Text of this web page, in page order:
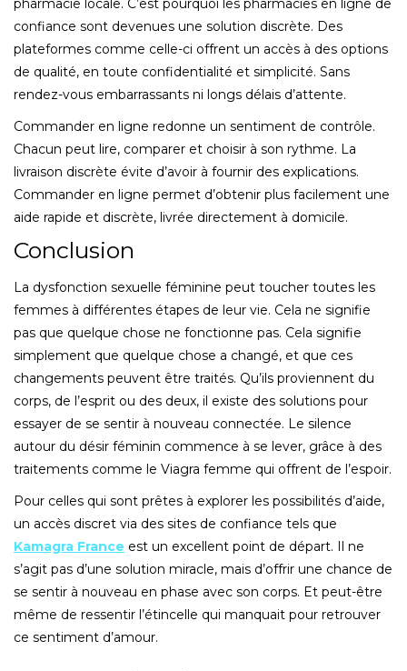
pharmacie locale. C’est pourquoi les pharmacies en ligne de
confiance sont devenues une solution discrète. Des
plateformes comme celle-ci offrent un accès à des options
de qualité, en toute confidentialité et simplicité. Sans
rendez-vous embarrassants ni longs délais d’attente.
Commander en ligne redonne un sentiment de contrôle.
Chacun peut lire, comparer et choisir à son rythme. La
livraison discrète évite d’avoir à fournir des explications.
Commander en ligne permet d’obtenir plus facilement une
aide rapide et discrète, livrée directement à domicile.
Conclusion
La dysfonction sexuelle féminine peut toucher toutes les
femmes à différentes étapes de leur vie. Cela ne signifie
pas que quelque chose ne fonctionne pas. Cela signifie
simplement que quelque chose a changé, et que ces
changements peuvent être traités. Qu’ils proviennent du
corps, de l’esprit ou des deux, il existe des solutions pour
essayer de se sentir à nouveau connectée. Le silence
autour du désir féminin commence à se lever, grâce à des
traitements comme le Viagra femme qui offrent de l’espoir.
Pour celles qui sont prêtes à explorer les possibilités d’aide,
un accès discret via des sites de confiance tels que
Kamagra France est un excellent point de départ. Il ne
s’agit pas d’une solution miracle, mais d’offrir une chance de
se sentir à nouveau en phase avec son corps. Et peut-être
même de ressentir l’étincelle qui manquait pour retrouver
ce sentiment d’amour.